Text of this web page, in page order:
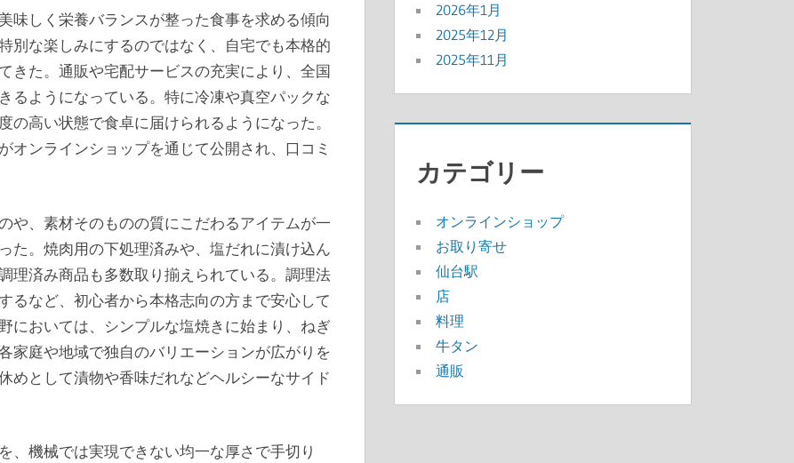
味しく栄養バランスが整った食事を求める傾向
別な楽しみにするのではなく、自宅でも本格的
きた。通販や宅配サービスの充実により、全国
るようになっている。特に冷凍や真空パックな
高い状態で食卓に届けられるようになった。
オンラインショップを通じて公開され、口コミ
や、素材そのものの質にこだわるアイテムが一
た。焼肉用の下処理済みや、塩だれに漬け込ん
理済み商品も多数取り揃えられている。調理法
るなど、初心者から本格志向の方まで安心して
においては、シンプルな塩焼きに始まり、ねぎ
家庭や地域で独自のバリエーションが広がりを
めとして漬物や香味だれなどヘルシーなサイド
、機械では実現できない均一な厚さで手切り
2026年1月
2025年12月
2025年11月
カテゴリー
オンラインショップ
お取り寄せ
仙台駅
店
料理
牛タン
通販